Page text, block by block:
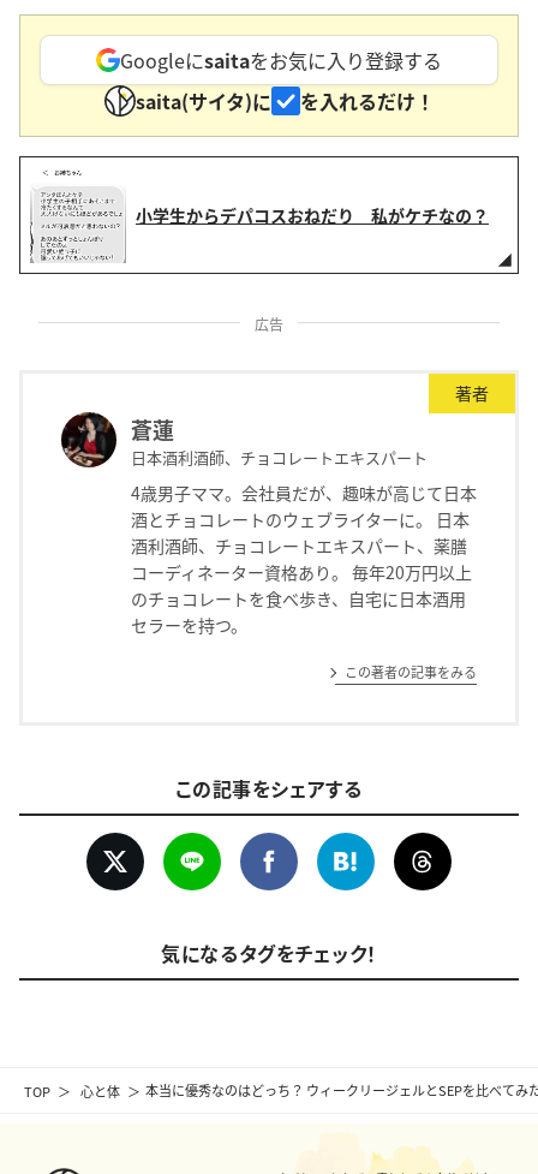
TOP 心と体 本当に優秀なのはどっち？ ウィークリージェルとSEPを比べてみ
Googleにsaitaをお気に入り登録する
saita(サイタ)に
を入れるだけ！
小学生からデパコスおねだり 私がケチなの？
広告
著者
蒼蓮
日本酒利酒師、チョコレートエキスパート
4歳男子ママ。会社員だが、趣味が高じて日本
酒とチョコレートのウェブライターに。 日本
酒利酒師、チョコレートエキスパート、薬膳
コーディネーター資格あり。 毎年20万円以上
のチョコレートを食べ歩き、自宅に日本酒用
セラーを持つ。
この著者の記事をみる
この記事をシェアする
気になるタグをチェック！